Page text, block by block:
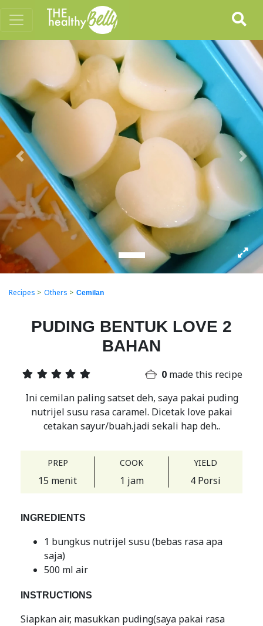
Previous Next
Recipes > Others > Cemilan
PUDING BENTUK LOVE 2
BAHAN
0 made this recipe
Ini cemilan paling satset deh, saya pakai puding
nutrijel susu rasa caramel. Dicetak love pakai
cetakan sayur/buah.jadi sekali hap deh..
PREP
15 menit
COOK
1 jam
YIELD
4 Porsi
INGREDIENTS
1 bungkus nutrijel susu (bebas rasa apa
saja)
500 ml air
INSTRUCTIONS
Siapkan air, masukkan puding(saya pakai rasa